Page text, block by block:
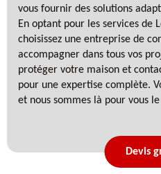
vous fournir des solutions
En optant pour les services de
choisissez une entreprise de
accompagner dans tous vos
protéger votre maison et
pour une expertise complète.
et nous sommes là pour vous
Devis